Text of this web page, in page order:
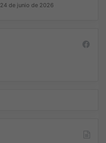
24 de junio de 2026